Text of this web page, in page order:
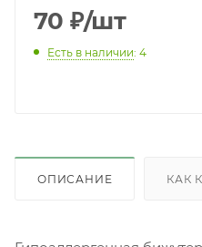
70 ₽/шт
Есть в наличии: 4
ОПИСАНИЕ КАК